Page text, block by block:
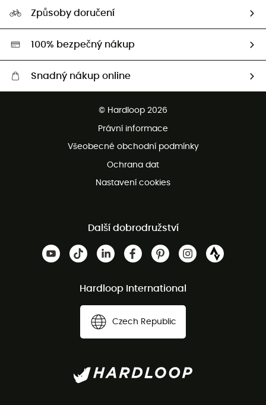
Naši Ambasadoři
HardGreen
Způsoby doručení
100% bezpečný nákup
Snadný nákup online
Bezplatná zákaznická služba
© Hardloop 2026
Právní informace
Všeobecné obchodní podmínky
Ochrana dat
Nastavení cookies
Další dobrodružství
Hardloop International
Czech Republic